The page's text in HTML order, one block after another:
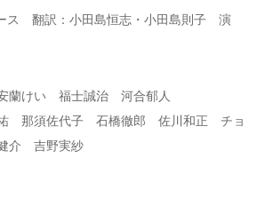
ス 翻訳：小田島恒志・小田島則子 演
蘭けい 福士誠治 河合郁人
那須佐代子 石橋徹郎 佐川和正 チョ
介 吉野実紗